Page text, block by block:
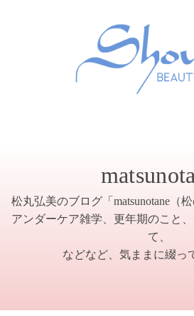
松丸弘美のブログ「matsunotane（
アンダーケア雑学、更年期のこと
て、
などなど、気ままに綴っ